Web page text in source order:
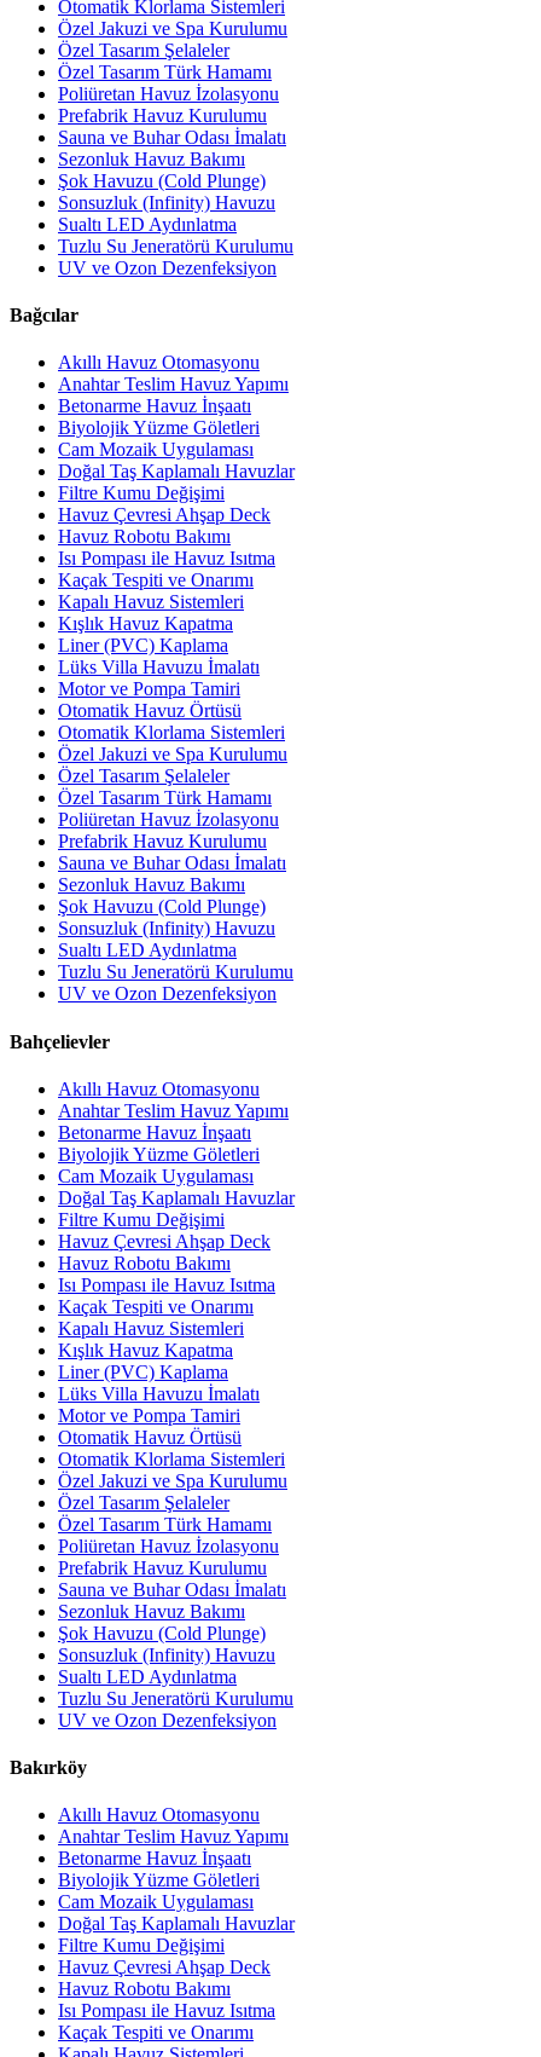
Otomatik Klorlama Sistemleri
Özel Jakuzi ve Spa Kurulumu
Özel Tasarım Şelaleler
Özel Tasarım Türk Hamamı
Poliüretan Havuz İzolasyonu
Prefabrik Havuz Kurulumu
Sauna ve Buhar Odası İmalatı
Sezonluk Havuz Bakımı
Şok Havuzu (Cold Plunge)
Sonsuzluk (Infinity) Havuzu
Sualtı LED Aydınlatma
Tuzlu Su Jeneratörü Kurulumu
UV ve Ozon Dezenfeksiyon
Bağcılar
Akıllı Havuz Otomasyonu
Anahtar Teslim Havuz Yapımı
Betonarme Havuz İnşaatı
Biyolojik Yüzme Göletleri
Cam Mozaik Uygulaması
Doğal Taş Kaplamalı Havuzlar
Filtre Kumu Değişimi
Havuz Çevresi Ahşap Deck
Havuz Robotu Bakımı
Isı Pompası ile Havuz Isıtma
Kaçak Tespiti ve Onarımı
Kapalı Havuz Sistemleri
Kışlık Havuz Kapatma
Liner (PVC) Kaplama
Lüks Villa Havuzu İmalatı
Motor ve Pompa Tamiri
Otomatik Havuz Örtüsü
Otomatik Klorlama Sistemleri
Özel Jakuzi ve Spa Kurulumu
Özel Tasarım Şelaleler
Özel Tasarım Türk Hamamı
Poliüretan Havuz İzolasyonu
Prefabrik Havuz Kurulumu
Sauna ve Buhar Odası İmalatı
Sezonluk Havuz Bakımı
Şok Havuzu (Cold Plunge)
Sonsuzluk (Infinity) Havuzu
Sualtı LED Aydınlatma
Tuzlu Su Jeneratörü Kurulumu
UV ve Ozon Dezenfeksiyon
Bahçelievler
Akıllı Havuz Otomasyonu
Anahtar Teslim Havuz Yapımı
Betonarme Havuz İnşaatı
Biyolojik Yüzme Göletleri
Cam Mozaik Uygulaması
Doğal Taş Kaplamalı Havuzlar
Filtre Kumu Değişimi
Havuz Çevresi Ahşap Deck
Havuz Robotu Bakımı
Isı Pompası ile Havuz Isıtma
Kaçak Tespiti ve Onarımı
Kapalı Havuz Sistemleri
Kışlık Havuz Kapatma
Liner (PVC) Kaplama
Lüks Villa Havuzu İmalatı
Motor ve Pompa Tamiri
Otomatik Havuz Örtüsü
Otomatik Klorlama Sistemleri
Özel Jakuzi ve Spa Kurulumu
Özel Tasarım Şelaleler
Özel Tasarım Türk Hamamı
Poliüretan Havuz İzolasyonu
Prefabrik Havuz Kurulumu
Sauna ve Buhar Odası İmalatı
Sezonluk Havuz Bakımı
Şok Havuzu (Cold Plunge)
Sonsuzluk (Infinity) Havuzu
Sualtı LED Aydınlatma
Tuzlu Su Jeneratörü Kurulumu
UV ve Ozon Dezenfeksiyon
Bakırköy
Akıllı Havuz Otomasyonu
Anahtar Teslim Havuz Yapımı
Betonarme Havuz İnşaatı
Biyolojik Yüzme Göletleri
Cam Mozaik Uygulaması
Doğal Taş Kaplamalı Havuzlar
Filtre Kumu Değişimi
Havuz Çevresi Ahşap Deck
Havuz Robotu Bakımı
Isı Pompası ile Havuz Isıtma
Kaçak Tespiti ve Onarımı